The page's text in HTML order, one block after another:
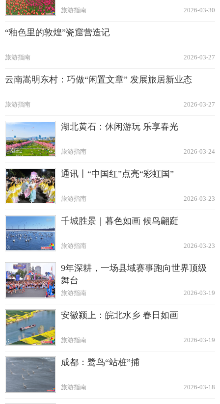
2026-03-30
旅游指南
“釉色里的敦煌”瓷窟营造记
2026-03-27
旅游指南
云南嵩明东村：巧做“闲置文章” 发展旅居新业态
2026-03-27
旅游指南
湖北黄石：休闲游玩 乐享春光
2026-03-24
旅游指南
通讯丨“中国红”点亮“彩虹国”
2026-03-23
旅游指南
千城胜景｜暮色如画 候鸟翩跹
2026-03-23
旅游指南
9年深耕，一场县域赛事跑向世界顶级
舞台
2026-03-19
旅游指南
安徽颍上：皖北水乡 春日如画
2026-03-19
旅游指南
成都：鹭鸟“站桩”捕
2026-03-18
旅游指南